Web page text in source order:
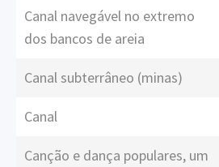
Canal navegável no extremo
dos bancos de areia
Canal subterrâneo (minas)
Canal
Canção e dança populares, um